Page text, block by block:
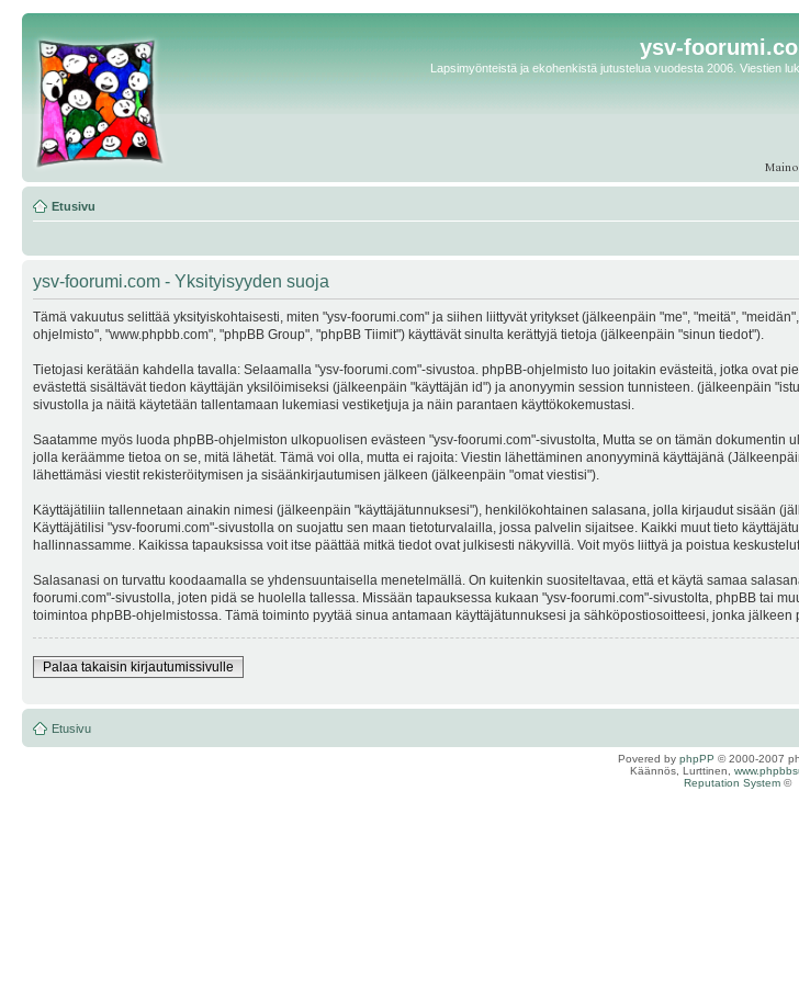
ysv-
Lapsimyönteistä ja ekohenkistä jutustelua vuodesta 2006. Viestien
Etusivu
ysv-foorumi.com - Yksityisyyden suoja
Tämä vakuutus selittää yksityiskohtaisesti, miten "ysv-foorumi.com" ja siihen liittyvät yritykset (jälkeenpäin "me", "meitä",
ohjelmisto", "www.phpbb.com", "phpBB Group", "phpBB Tiimit") käyttävät sinulta kerättyjä tietoja (jälkeenpäin "sinun tiedot").
Tietojasi kerätään kahdella tavalla: Selaamalla "ysv-foorumi.com"-sivustoa. phpBB-ohjelmisto luo joitakin evästeitä, jotka ovat
evästettä sisältävät tiedon käyttäjän yksilöimiseksi (jälkeenpäin "käyttäjän id") ja anonyymin session tunnisteen. (jälkeenpäin
sivustolla ja näitä käytetään tallentamaan lukemiasi vestiketjuja ja näin parantaen käyttökokemustasi.
Saatamme myös luoda phpBB-ohjelmiston ulkopuolisen evästeen "ysv-foorumi.com"-sivustolta, Mutta se on tämän
jolla keräämme tietoa on se, mitä lähetät. Tämä voi olla, mutta ei rajoita: Viestin lähettäminen anonyyminä käyttäjänä
lähettämäsi viestit rekisteröitymisen ja sisäänkirjautumisen jälkeen (jälkeenpäin "omat viestisi").
Käyttäjätiliin tallennetaan ainakin nimesi (jälkeenpäin "käyttäjätunnuksesi"), henkilökohtainen salasana, jolla kirjaudut sisään
Käyttäjätilisi "ysv-foorumi.com"-sivustolla on suojattu sen maan tietoturvalailla, jossa palvelin sijaitsee. Kaikki muut tieto
hallinnassamme. Kaikissa tapauksissa voit itse päättää mitkä tiedot ovat julkisesti näkyvillä. Voit myös liittyä ja poistua
Salasanasi on turvattu koodaamalla se yhdensuuntaisella menetelmällä. On kuitenkin suositeltavaa, että et käytä samaa
foorumi.com"-sivustolla, joten pidä se huolella tallessa. Missään tapauksessa kukaan "ysv-foorumi.com"-sivustolta, phpBB tai
toimintoa phpBB-ohjelmistossa. Tämä toiminto pyytää sinua antamaan käyttäjätunnuksesi ja sähköpostiosoitteesi, jonka
Palaa takaisin kirjautumissivulle
Etusivu
Povered by phpPP © 2000-2007
Käännös, Lurttinen,
Reputation System ©